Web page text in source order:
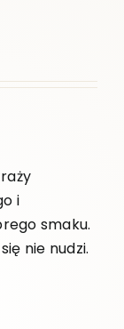
i
smaku.
nie nudzi.